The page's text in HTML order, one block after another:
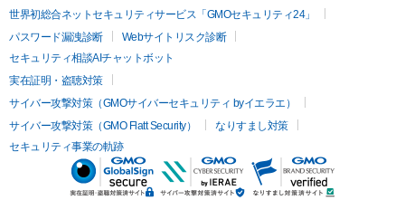
世界初総合ネットセキュリティサービス「GMOセキュリティ24」
パスワード漏洩診断
Webサイトリスク診断
セキュリティ相談AIチャットボット
実在証明・盗聴対策
サイバー攻撃対策（GMOサイバーセキュリティ byイエラエ）
サイバー攻撃対策（GMO Flatt Security）
なりすまし対策
セキュリティ事業の軌跡